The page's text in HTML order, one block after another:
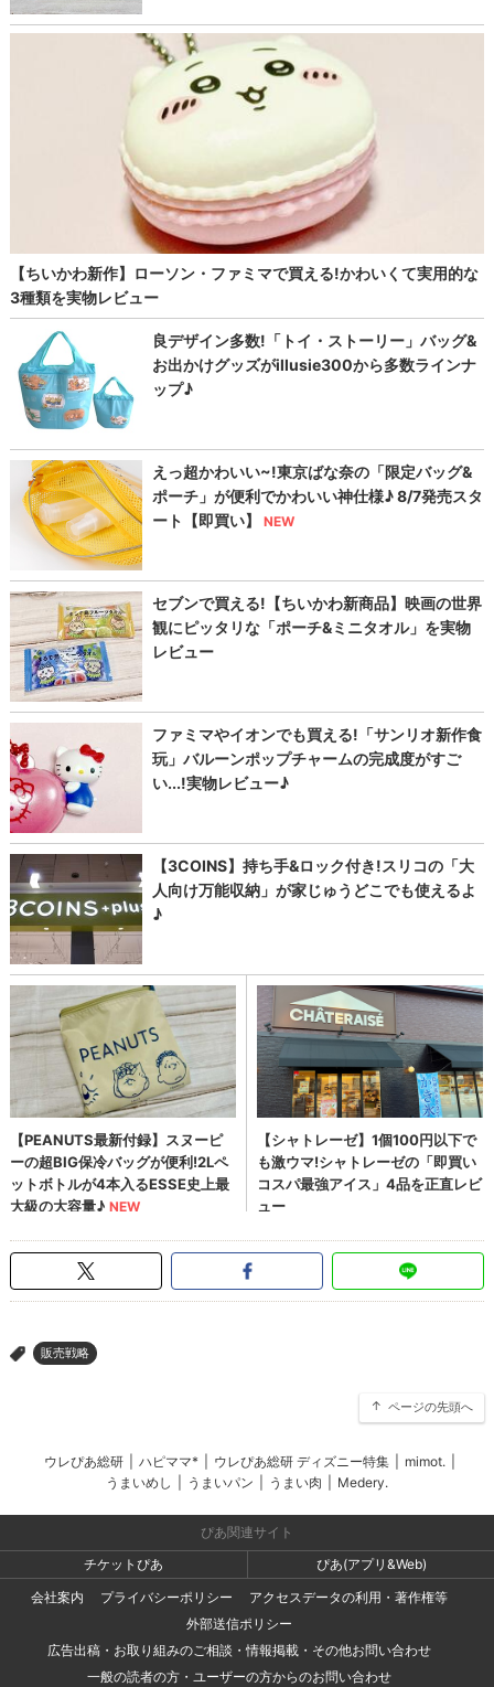
> 販売戦略
ページの先頭へ
ウレぴあ総研 ハピママ* ウレぴあ総研 ディズニー特集 mimot.
うまいめし
うまいパン うまい肉 Medery.
ぴあ関連サイト
チケットぴあ
ぴあ(アプリ&Web)
会社案内
プライバシーポリシー
アクセスデータの利用・著作権等
外部送信ポリシー
広告出稿・お取り組みのご相談・情報掲載・その他お問い合わせ
一般の読者の方・ユーザーの方からのお問い合わせ